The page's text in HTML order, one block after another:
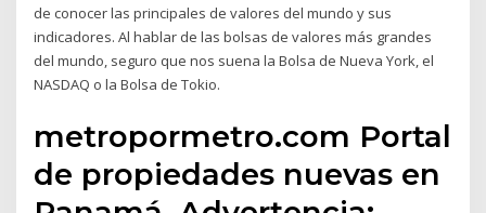
de conocer las principales de valores del mundo y sus
indicadores. Al hablar de las bolsas de valores más grandes
del mundo, seguro que nos suena la Bolsa de Nueva York, el
NASDAQ o la Bolsa de Tokio.
metropormetro.com Portal
de propiedades nuevas en